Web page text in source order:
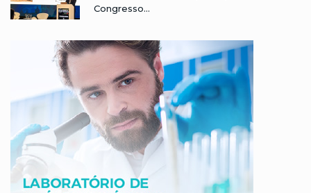
Congresso...